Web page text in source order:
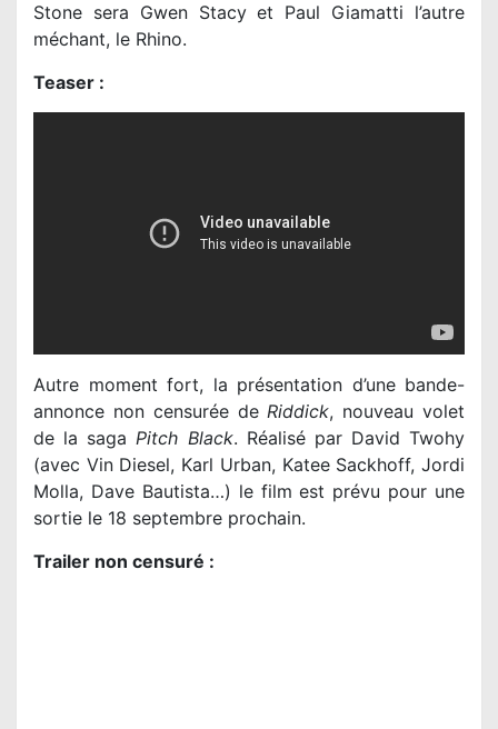
Stone sera Gwen Stacy et Paul Giamatti l’autre
méchant, le Rhino.
Teaser :
Autre moment fort, la présentation d’une bande-
annonce non censurée deRiddick, nouveau volet
de la sagaPitch Black. Réalisé par David Twohy
(avec Vin Diesel, Karl Urban, Katee Sackhoff, Jordi
Molla, Dave Bautista…) le film est prévu pour une
sortie le 18 septembre prochain.
Trailer non censuré :